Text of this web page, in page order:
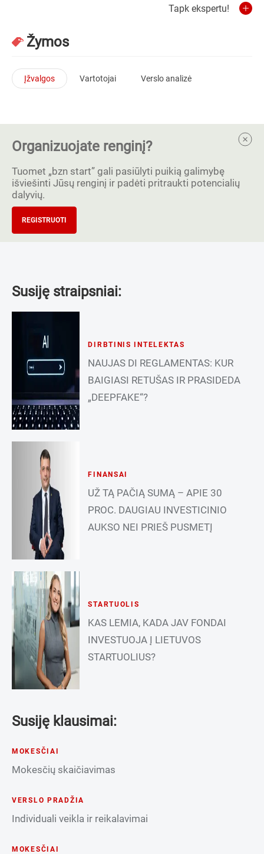
Tapk ekspertu!
Žymos
Įžvalgos Vartotojai Verslo analizė
Organizuojate renginį?
Tuomet „bzn start” gali pasiūlyti puikią galimybę
išviešinti Jūsų renginį ir padėti pritraukti potencialių
dalyvių.
REGISTRUOTI
Susiję straipsniai:
DIRBTINIS INTELEKTAS
NAUJAS DI REGLAMENTAS: KUR
BAIGIASI RETUŠAS IR PRASIDEDA
„DEEPFAKE“?
FINANSAI
UŽ TĄ PAČIĄ SUMĄ – APIE 30
PROC. DAUGIAU INVESTICINIO
AUKSO NEI PRIEŠ PUSMETĮ
STARTUOLIS
KAS LEMIA, KADA JAV FONDAI
INVESTUOJA Į LIETUVOS
STARTUOLIUS?
Susiję klausimai:
MOKESČIAI
Mokesčių skaičiavimas
VERSLO PRADŽIA
Individuali veikla ir reikalavimai
MOKESČIAI